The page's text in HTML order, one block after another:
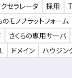
セラレータ
採用
のモノプラットフォーム
さくらの専用サーバ
ドメイン ハウジン